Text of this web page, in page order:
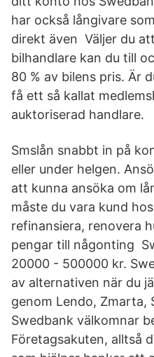
har också långivare
direkt även Väljer du
bilhandlare kan du till
80 % av bilens pris. Är
få ett så kallat
auktoriserad handlare.
Smslån snabbt in på
eller under helgen.
att kunna ansöka om
måste du vara kund
refinansiera, renovera
pengar till någonting
20000 - 500000 kr.
av alternativen när du
genom Lendo, Zmarta,
Swedbank välkomnar
Företagsakuten, alltså